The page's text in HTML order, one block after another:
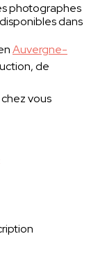
photographes
dans
Auvergne-
de
vous